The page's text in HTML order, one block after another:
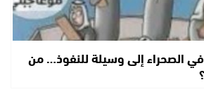
في الصحراء إلى وسيلة للنفوذ… من